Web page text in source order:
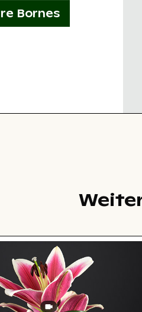
Bornes
Umgebung mit
blühenden rosa Lilien